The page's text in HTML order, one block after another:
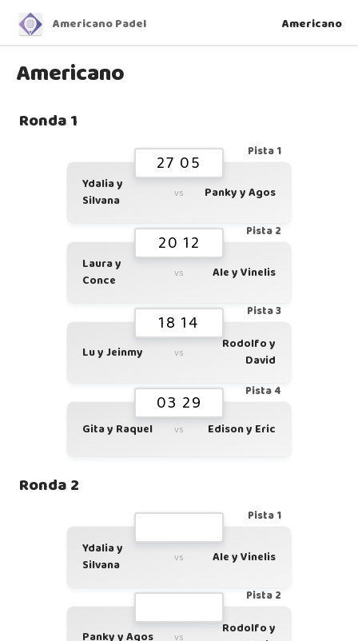
Americano Padel Americano
Americano
Ronda 1
Pista 1
27 05
Ydalia y
Silvana
vs Panky y Agos
Pista 2
20 12
Laura y
Conce
vs Ale y Vinelis
Pista 3
18 14
Lu y Jeinmy vs
Rodolfo y
David
Pista 4
03 29
Gita y Raquel vs Edison y Eric
Ronda 2
Pista 1
Ydalia y
Silvana
vs Ale y Vinelis
Pista 2
Panky y Agos vs
Rodolfo y